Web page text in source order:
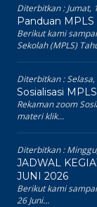
Diterbitkan :Jumat,
Panduan MPLS
Berikut kami
Sekolah (MPLS)
Diterbitkan :Selasa,
Sosialisasi
Rekaman zoom
materi klik...
Diterbitkan :
JADWAL
JUNI 2026
Berikut kami
26 Juni...